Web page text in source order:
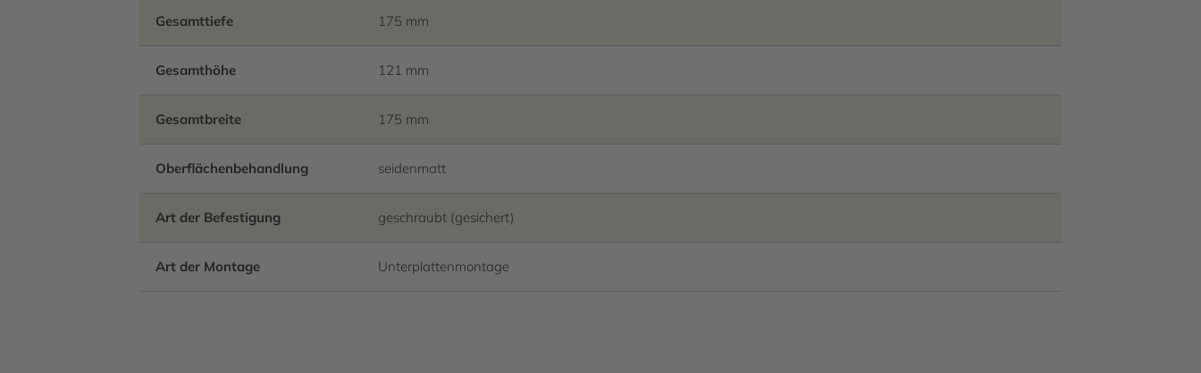
Gesamttiefe 175 mm
Gesamthöhe 121 mm
Gesamtbreite 175 mm
Oberflächenbehandlung seidenmatt
Art der Befestigung geschraubt (gesichert)
Art der Montage Unterplattenmontage